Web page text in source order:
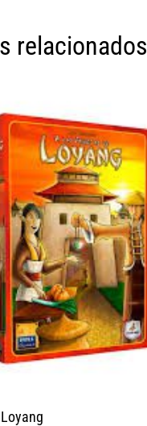
relacionados